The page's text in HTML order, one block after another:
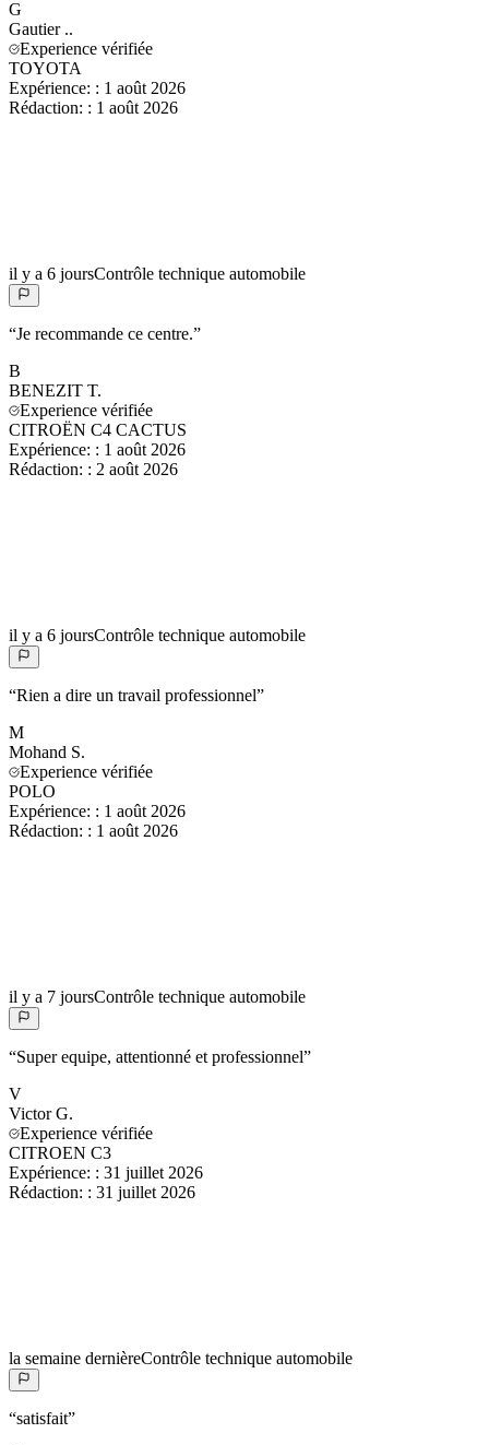
G
Gautier ..
Experience vérifiée
TOYOTA
Expérience: : 1 août 2026
Rédaction: : 1 août 2026
il y a 6 joursContrôle technique automobile
“Je recommande ce centre.”
B
BENEZIT T.
Experience vérifiée
CITROËN C4 CACTUS
Expérience: : 1 août 2026
Rédaction: : 2 août 2026
il y a 6 joursContrôle technique automobile
“Rien a dire un travail professionnel”
M
Mohand S.
Experience vérifiée
POLO
Expérience: : 1 août 2026
Rédaction: : 1 août 2026
il y a 7 joursContrôle technique automobile
“Super equipe, attentionné et professionnel”
V
Victor G.
Experience vérifiée
CITROEN C3
Expérience: : 31 juillet 2026
Rédaction: : 31 juillet 2026
la semaine dernièreContrôle technique automobile
“satisfait”